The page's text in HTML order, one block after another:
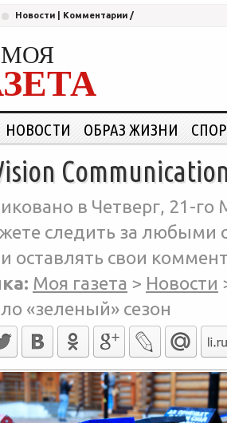
Новости Комментарии /
МОЯ
НОВОСТИ ОБРАЗ ЖИЗНИ
в Четверг, 21-го
следить за любыми
оставлять свои
Моя газета > Новости
«зеленый» сезон